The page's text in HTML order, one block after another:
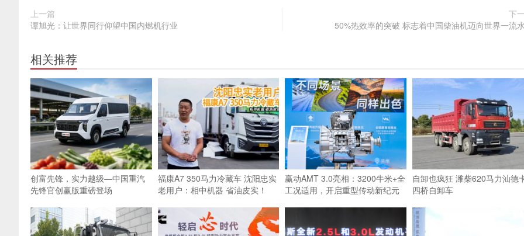
上一篇
谭旭光：让世界同行仰望中国内燃机行业
下
50%热效率的突破 标志着中国柴油机迈向世界一流
相关推荐
创富先锋，实力越级—中国重汽
先锋官创赢版重磅登场
福康A7 350马力冷藏车 沈阳忠实
老用户：相中机器 省油皮实！
赢动AMT 3.0亮相：3200牛米+全
工况适用，开启重型传动新纪元
自卸也疯狂 潍柴620马力汕德
四桥自卸车